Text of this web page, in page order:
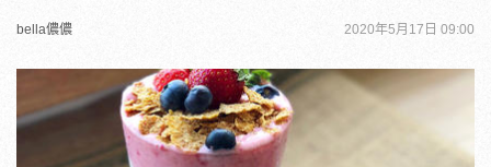
bella儂儂 2020年5月17日 09:00